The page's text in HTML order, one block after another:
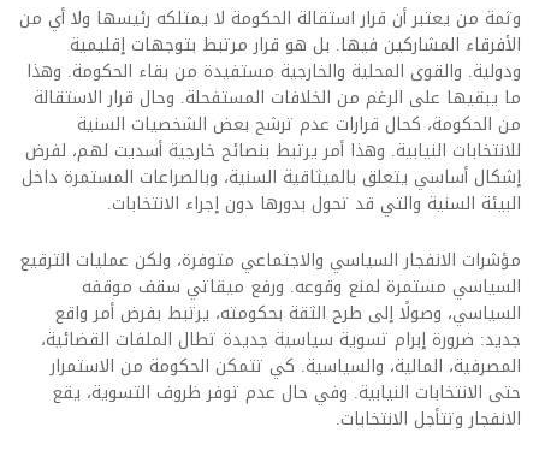
وثمة من يعتبر أن قرار استقالة الحكومة لا يمتلكه رئيسها ولا أي من
الأفرقاء المشاركين فيها. بل هو قرار مرتبط بتوجهات إقليمية
ودولية. والقوى المحلية والخارجية مستفيدة من بقاء الحكومة. وهذا
ما يبقيها على الرغم من الخلافات المستفحلة. وحال قرار الاستقالة
من الحكومة، كحال قرارات عدم ترشح بعض الشخصيات السنية
للانتخابات النيابية. وهذا أمر يرتبط بنصائح خارجية أسديت لهم، لفرض
إشكال أساسي يتعلق بالميثاقية السنية، وبالصراعات المستمرة داخل
البيئة السنية والتي قد تحول بدورها دون إجراء الانتخابات.
مؤشرات الانفجار السياسي والاجتماعي متوفرة، ولكن عمليات الترقيع
السياسي مستمرة لمنع وقوعه. ورفع ميقاتي سقف موقفه
السياسي، وصولًا إلى طرح الثقة بحكومته، يرتبط بفرض أمر واقع
جديد: ضرورة إبرام تسوية سياسية جديدة تطال الملفات القضائية،
المصرفية، المالية، والسياسية. كي تتمكن الحكومة من الاستمرار
حتى الانتخابات النيابية. وفي حال عدم توفر ظروف التسوية، يقع
الانفجار وتتأجل الانتخابات.